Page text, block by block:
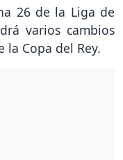
26 de la Liga de
varios cambios
la Copa del Rey.